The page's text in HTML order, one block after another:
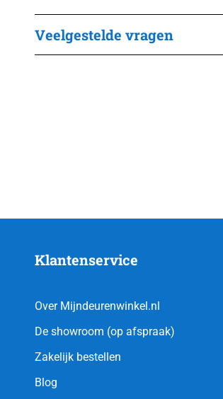
Veelgestelde vragen
Klantenservice
Over Mijndeurenwinkel.nl
De showroom (op afspraak)
Zakelijk bestellen
Blog